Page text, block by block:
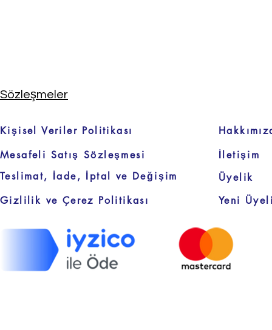
Sözleşmeler
Kişisel Veriler Politikası
Mesafeli Satış Sözleşmesi
Teslimat, İade, İptal ve Değişim
Gizlilik ve Çerez Politikası
İletişim
Üyelik
Yeni